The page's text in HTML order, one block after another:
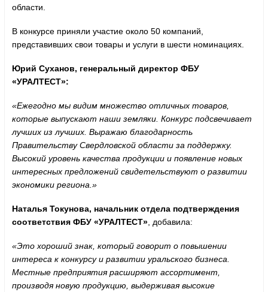
области.
В конкурсе приняли участие около 50 компаний,
представивших свои товары и услуги в шести номинациях.
Юрий Суханов, генеральный директор ФБУ
«УРАЛТЕСТ»:
«Ежегодно мы видим множество отличных товаров,
которые выпускают наши земляки. Конкурс подсвечивает
лучших из лучших. Выражаю благодарность
Правительству Свердловской области за поддержку.
Высокий уровень качества продукции и появление новых
интересных предложений свидетельствуют о развитии
экономики региона.»
Наталья Токунова, начальник отдела подтверждения
соответствия ФБУ «УРАЛТЕСТ», добавила:
«Это хороший знак, который говорит о повышении
интереса к конкурсу и развитии уральского бизнеса.
Местные предприятия расширяют ассортимент,
производя новую продукцию, выдерживая высокие